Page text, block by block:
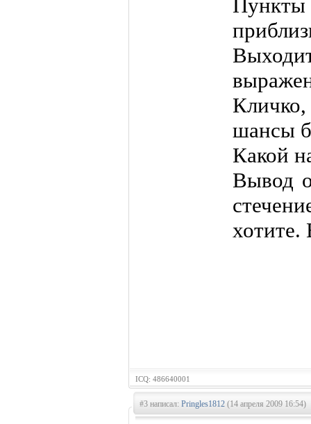
шансы
Какой
Вывод
хотите.
ICQ: 486640001
#3 написал: Pringles1812 (14 апреля 2009 16:54)